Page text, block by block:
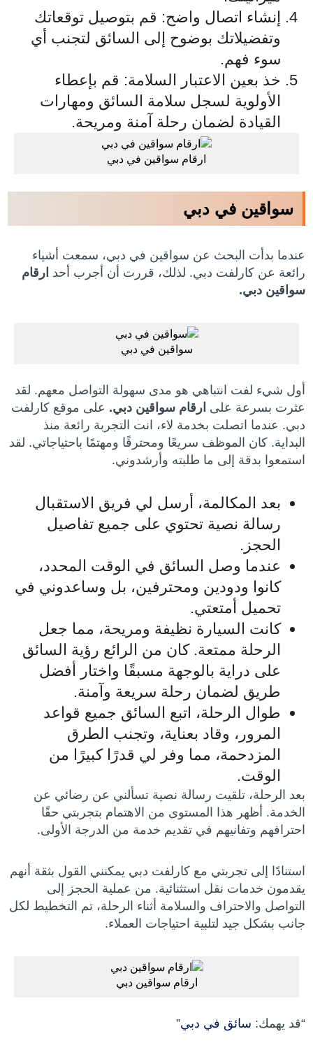
إنشاء اتصال واضح: قم بتوصيل توقعاتك
وتفضيلاتك بوضوح إلى السائق لتجنب أي
سوء فهم.
خذ بعين الاعتبار السلامة: قم بإعطاء
الأولوية لسجل سلامة السائق ومهارات
القيادة لضمان رحلة آمنة ومريحة.
ارقام سواقين في دبي
سواقين في دبي
عندما بدأت البحث عن سواقين في دبي، سمعت أشياء
رائعة عن كارلفت دبي. لذلك، قررت أن أجرب أحد ارقام
سواقين دبي.
سواقين في دبي
أول شيء لفت انتباهي هو مدى سهولة التواصل معهم. لقد
عثرت بسرعة على ارقام سواقين دبي. على موقع كارلفت
دبي. عندما اتصلت بخدمة لاء، انت التجربة رائعة منذ
البداية. كان الموظف سريعًا ومحترفًا ومهتمًا باحتياجاتي. لقد
استمعوا بدقة إلى ما طلبته وأرشدوني.
بعد المكالمة، أرسل لي فريق الاستقبال
رسالة نصية تحتوي على جميع تفاصيل
الحجز.
عندما وصل السائق في الوقت المحدد،
كانوا ودودين ومحترفين، بل وساعدوني في
تحميل أمتعتي.
كانت السيارة نظيفة ومريحة، مما جعل
الرحلة ممتعة. كان من الرائع رؤية السائق
على دراية بالوجهة مسبقًا واختار أفضل
طريق لضمان رحلة سريعة وآمنة.
طوال الرحلة، اتبع السائق جميع قواعد
المرور، وقاد بعناية، وتجنب الطرق
المزدحمة، مما وفر لي قدرًا كبيرًا من
الوقت.
بعد الرحلة، تلقيت رسالة نصية تسألني عن رضائي عن
الخدمة. أظهر هذا المستوى من الاهتمام بتجربتي حقًا
احترافهم وتفانيهم في تقديم خدمة من الدرجة الأولى.
استنادًا إلى تجربتي مع كارلفت دبي يمكنني القول بثقة أنهم
يقدمون خدمات نقل استثنائية. من عملية الحجز إلى
التواصل والاحتراف والسلامة أثناء الرحلة، تم التخطيط لكل
جانب بشكل جيد لتلبية احتياجات العملاء.
ارقام سواقين دبي
“قد يهمك: سائق في دبي”